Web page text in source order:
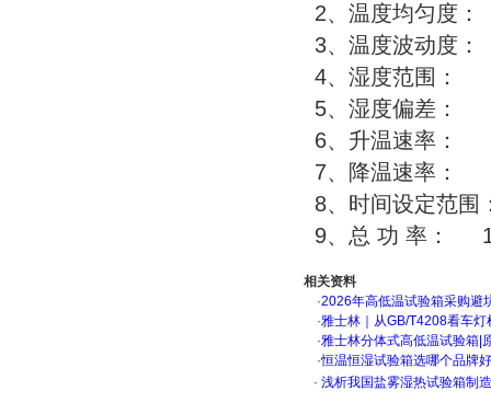
2、温度均匀度
3、温度波动度
4、湿度范围：
5、湿度偏差：
6、升温速率：
7、降温速率：
8、时间设定范围
9、总 功 率：
相关资料
·2026年高低温试验箱采购
·雅士林｜从GB/T4208看车
·雅士林分体式高低温试验箱|
·恒温恒湿试验箱选哪个品牌
· 浅析我国盐雾湿热试验箱制